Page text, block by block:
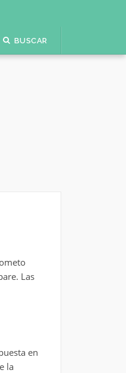
BUSCAR
Las
en
la